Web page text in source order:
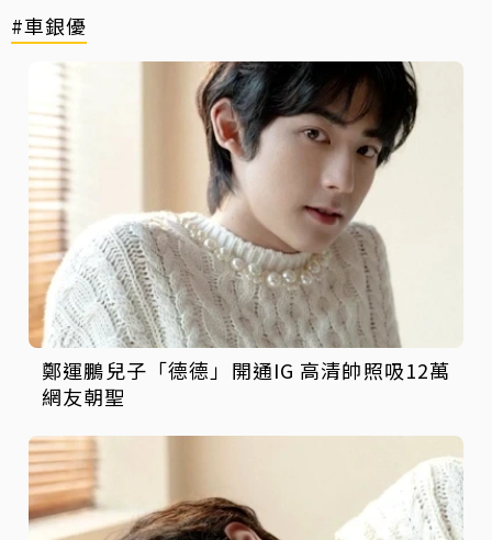
#車銀優
鄭運鵬兒子「德德」開通IG 高清帥照吸12萬
網友朝聖